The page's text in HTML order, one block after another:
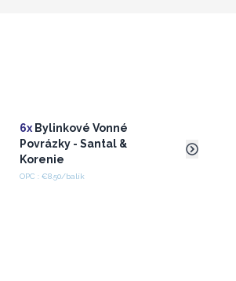
6xBylinkové Vonné
Povrázky - Santal &
Korenie
OPC : €8.50/balík